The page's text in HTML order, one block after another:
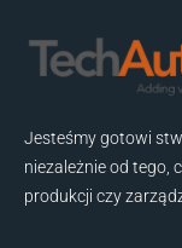
Jesteśmy gotowi
niezależnie od tego,
produkcji czy